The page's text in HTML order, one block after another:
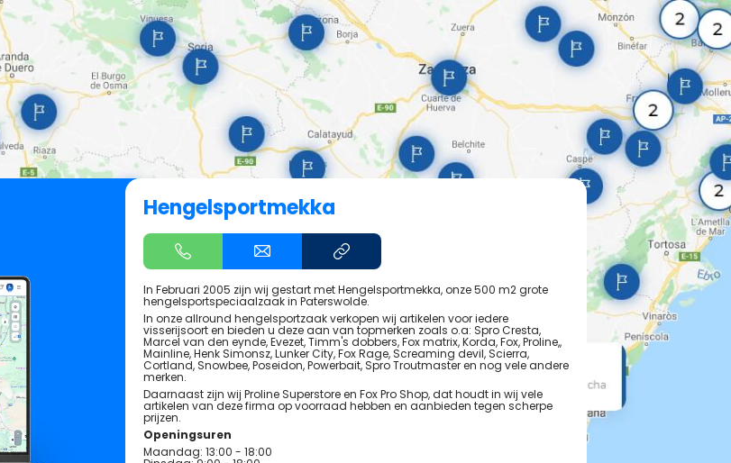
Hengelsportmekka
In Februari 2005 zijn wij gestart met Hengelsportmekka, onze 500 m2 grote
hengelsportspeciaalzaak in Paterswolde.
In onze allround hengelsportzaak verkopen wij artikelen voor iedere
visserijsoort en bieden u deze aan van topmerken zoals o.a: Spro Cresta,
Marcel van den eynde, Evezet, Timm's dobbers, Fox matrix, Korda, Fox, Proline,,
Mainline, Henk Simonsz, Lunker City, Fox Rage, Screaming devil, Scierra,
Cortland, Snowbee, Poseidon, Powerbait, Spro Troutmaster en nog vele andere
merken.
Daarnaast zijn wij Proline Superstore en Fox Pro Shop, dat houdt in wij vele
artikelen van deze firma op voorraad hebben en aanbieden tegen scherpe
prijzen.
Openingsuren
Maandag: 13:00 - 18:00